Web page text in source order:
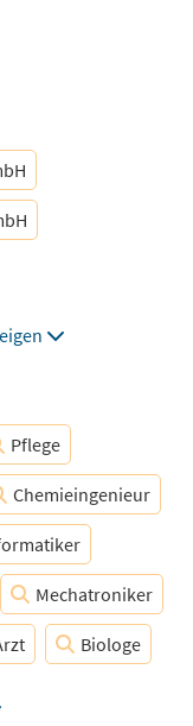
Düsseldorf
Württemberg
Niedersachsen
Pfalz
Holstein
Bremen
Frankfurt
Pflege
Chemieingenieur
Mechatroniker
Biologe